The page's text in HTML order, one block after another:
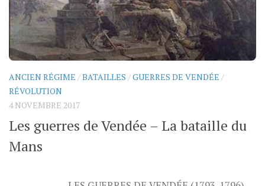
ANCIEN RÉGIME /BATAILLES /GUERRES DE VENDÉE /
RÉVOLUTION
4 NOVEMBRE 2017
Les guerres de Vendée – La bataille du
Mans